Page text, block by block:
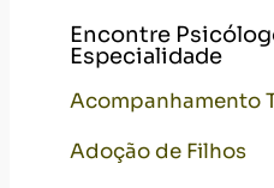
Encontre
Especialidade
Acompanhamento
Adoção de Filhos